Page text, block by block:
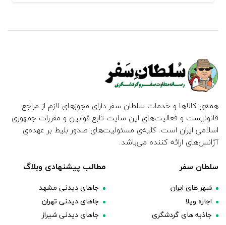
همه‌ی کالاها و خدمات سلطان سفر دارای مجوزهای لازم از مراجع
قانونیست و فعالیت‌های این سایت تابع قوانین و مقررات جمهوری
اسلامی ایران است. کلیه‌ی مسئولیت‌های صدور بلیط بر عهده‌ی
آژانس‌های ارائه کننده می‌باشد.
سلطان سفر
شهر های ایران
اجاره ویلا
جاذبه های گردشگری
مطالب پیشنهادی وبلاگ
جاهای دیدنی مشهد
جاهای دیدنی تهران
جاهای دیدنی شیراز